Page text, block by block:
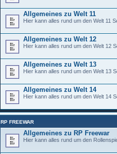
Allgemeines zu Welt 11
Hier kann alles rund um den Welt 11
Allgemeines zu Welt 12
Hier kann alles rund um den Welt 12
Allgemeines zu Welt 13
Hier kann alles rund um den Welt 13
Allgemeines zu Welt 14
Hier kann alles rund um den Welt 14
RP FREEWAR
Allgemeines zu RP Freewar
Hier kann alles rund um den